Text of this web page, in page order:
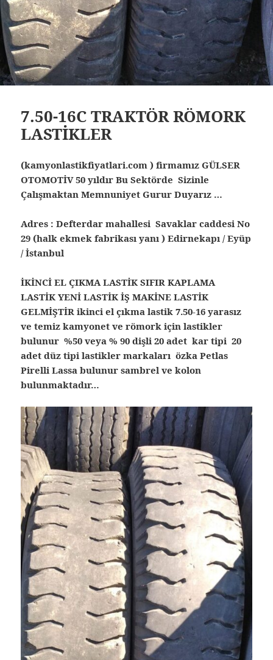
7.50-16C TRAKTÖR RÖMORK
LASTİKLER
(kamyonlastikfiyatlari.com ) firmamız GÜLSER
OTOMOTİV 50 yıldır Bu Sektörde Sizinle
Çalışmaktan Memnuniyet Gurur Duyarız …
Adres : Defterdar mahallesi Savaklar caddesi No
29 (halk ekmek fabrikası yanı ) Edirnekapı / Eyüp
/ İstanbul
İKİNCİ EL ÇIKMA LASTİK SIFIR KAPLAMA
LASTİK YENİ LASTİK İŞ MAKİNE LASTİK
GELMİŞTİR ikinci el çıkma lastik 7.50-16 yarasız
ve temiz kamyonet ve römork için lastikler
bulunur %50 veya % 90 dişli 20 adet kar tipi 20
adet düz tipi lastikler markaları özka Petlas
Pirelli Lassa bulunur sambrel ve kolon
bulunmaktadır…